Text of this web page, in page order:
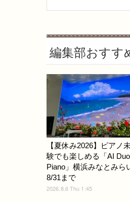
編集部おすす
【夏休み2026】ピアノ
験でも楽しめる「AI Duo
Piano」横浜みなとみら
8/31まで
2026.8.6 Thu 1:45